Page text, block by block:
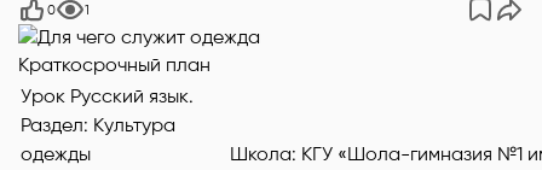
0 1
Краткосрочный план
Урок Русский язык.
Раздел: Культура
одежды
Школа: КГУ «Шола-гимназия №1